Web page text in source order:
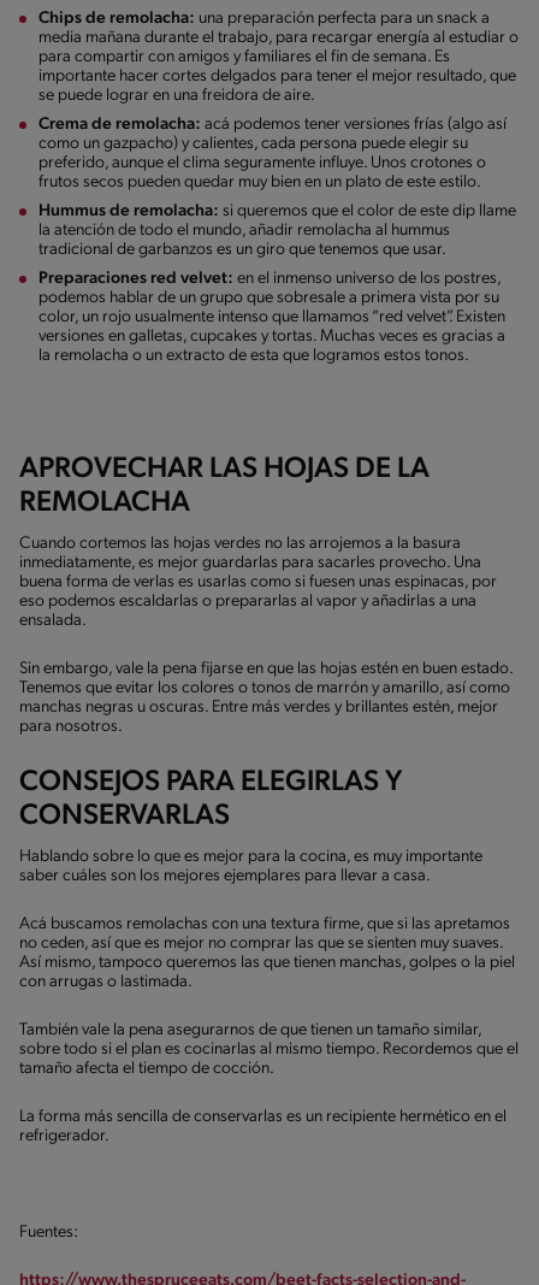
Chips de remolacha: una preparación perfecta para un snack a
media mañana durante el trabajo, para recargar energía al estudiar o
para compartir con amigos y familiares el fin de semana. Es
importante hacer cortes delgados para tener el mejor resultado, que
se puede lograr en una freidora de aire.
Crema de remolacha: acá podemos tener versiones frías (algo así
como un gazpacho) y calientes, cada persona puede elegir su
preferido, aunque el clima seguramente influye. Unos crotones o
frutos secos pueden quedar muy bien en un plato de este estilo.
Hummus de remolacha: si queremos que el color de este dip llame
la atención de todo el mundo, añadir remolacha al hummus
tradicional de garbanzos es un giro que tenemos que usar.
Preparaciones red velvet: en el inmenso universo de los postres,
podemos hablar de un grupo que sobresale a primera vista por su
color, un rojo usualmente intenso que llamamos “red velvet”. Existen
versiones en galletas, cupcakes y tortas. Muchas veces es gracias a
la remolacha o un extracto de esta que logramos estos tonos.
APROVECHAR LAS HOJAS DE LA
REMOLACHA
Cuando cortemos las hojas verdes no las arrojemos a la basura
inmediatamente, es mejor guardarlas para sacarles provecho. Una
buena forma de verlas es usarlas como si fuesen unas espinacas, por
eso podemos escaldarlas o prepararlas al vapor y añadirlas a una
ensalada.
Sin embargo, vale la pena fijarse en que las hojas estén en buen estado.
Tenemos que evitar los colores o tonos de marrón y amarillo, así como
manchas negras u oscuras. Entre más verdes y brillantes estén, mejor
para nosotros.
CONSEJOS PARA ELEGIRLAS Y
CONSERVARLAS
Hablando sobre lo que es mejor para la cocina, es muy importante
saber cuáles son los mejores ejemplares para llevar a casa.
Acá buscamos remolachas con una textura firme, que si las apretamos
no ceden, así que es mejor no comprar las que se sienten muy suaves.
Así mismo, tampoco queremos las que tienen manchas, golpes o la piel
con arrugas o lastimada.
También vale la pena asegurarnos de que tienen un tamaño similar,
sobre todo si el plan es cocinarlas al mismo tiempo. Recordemos que el
tamaño afecta el tiempo de cocción.
La forma más sencilla de conservarlas es un recipiente hermético en el
refrigerador.
Fuentes:
https://www.thespruceeats.com/beet-facts-selection-and-